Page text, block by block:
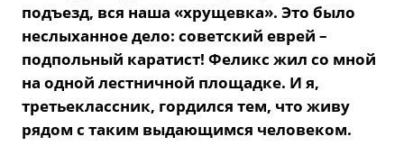
подъезд, вся наша «хрущевка». Это было
неслыханное дело: советский еврей –
подпольный каратист! Феликс жил со мной
на одной лестничной площадке. И я,
третьеклассник, гордился тем, что живу
рядом с таким выдающимся человеком.